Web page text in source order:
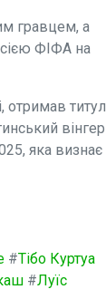
гравцем, а
ФІФА на
отримав титул
вінгер
яка визнає
#Тібо Куртуа
#Луїс